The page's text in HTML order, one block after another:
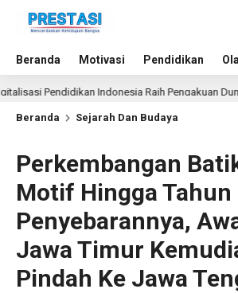
Beranda Motivasi Pendidikan
Pendidikan Indonesia Raih Pengakuan Dunia,
Beranda Sejarah Dan Budaya
Perkembangan
Motif Hingga Tahun
Penyebarannya,
Jawa Timur
Pindah Ke Jawa